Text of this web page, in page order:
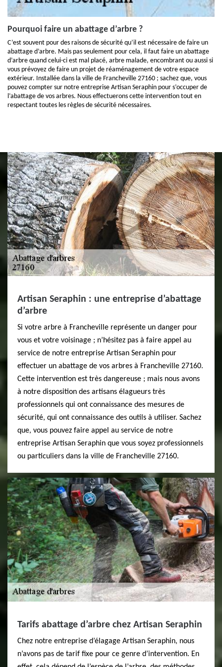
Pourquoi faire un abattage d’arbre ?
C’est souvent pour des raisons de sécurité qu’il est nécessaire de faire un
abattage d’arbre. Mais pas seulement pour cela, il faut faire un abattage
d’arbre quand celui-ci est mal placé, arbre malade, encombrant ou aussi si
vous prévoyez de faire un projet de réaménagement de votre espace
extérieur. Installée dans la ville de Francheville 27160 ; sachez que, vous
pouvez compter sur notre entreprise Artisan Seraphin pour s’occuper de
l’abattage de vos arbres. Nous effectuerons cette intervention tout en
respectant toutes les règles de sécurité nécessaires.
Artisan Seraphin : une entreprise d’abattage
d’arbre
Si votre arbre à Francheville représente un danger pour
vous et votre voisinage ; n’hésitez pas à faire appel au
service de notre entreprise Artisan Seraphin pour
effectuer un abattage de vos arbres à Francheville 27160.
Cette intervention est très dangereuse ; mais nous avons
à notre disposition des artisans élagueurs très
professionnels qui ont connaissance des mesures de
sécurité, qui ont connaissance des outils à utiliser. Sachez
que, vous pouvez faire appel au service de notre
entreprise Artisan Seraphin que vous soyez professionnels
ou particuliers dans la ville de Francheville 27160.
Tarifs abattage d’arbre chez Artisan Seraphin
Chez notre entreprise d’élagage Artisan Seraphin, nous
n’avons pas de tarif fixe pour ce genre d’intervention. En